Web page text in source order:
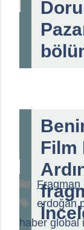
Film
Fragman
Etiketler
erdoğan
haber global